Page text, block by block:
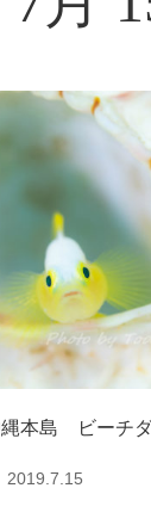
縄本島 ビーチ
2019.7.15